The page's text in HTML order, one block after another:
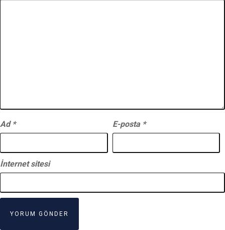
Ad * E-posta *
İnternet sitesi